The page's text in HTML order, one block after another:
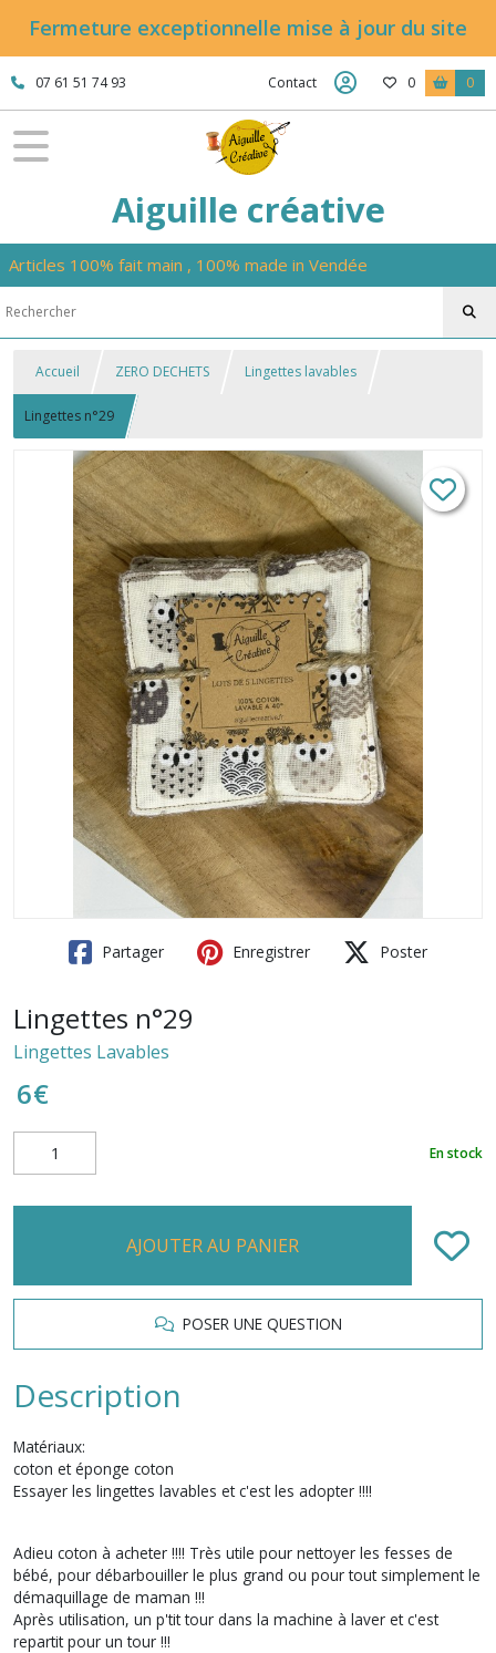
Fermeture exceptionnelle mise à jour du site
07 61 51 74 93 Contact 0 0
Aiguille créative
Articles 100% fait main , 100% made in Vendée
Accueil ZERO DECHETS Lingettes lavables
Lingettes n°29
Partager Enregistrer Poster
Lingettes n°29
Lingettes Lavables
6€
En stock
AJOUTER AU PANIER
POSER UNE QUESTION
Description
Matériaux:
coton et éponge coton
Essayer les lingettes lavables et c'est les adopter !!!!
Adieu coton à acheter !!!! Très utile pour nettoyer les fesses de
bébé, pour débarbouiller le plus grand ou pour tout simplement le
démaquillage de maman !!!
Après utilisation, un p'tit tour dans la machine à laver et c'est
repartit pour un tour !!!